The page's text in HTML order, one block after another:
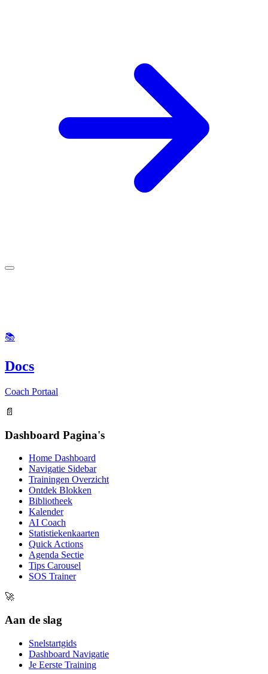
📚
Docs
Coach Portaal
📄
Dashboard Pagina's
Home Dashboard
Navigatie Sidebar
Trainingen Overzicht
Ontdek Blokken
Bibliotheek
Kalender
AI Coach
Statistiekenkaarten
Quick Actions
Agenda Sectie
Tips Carousel
SOS Trainer
🚀
Aan de slag
Snelstartgids
Dashboard Navigatie
Je Eerste Training